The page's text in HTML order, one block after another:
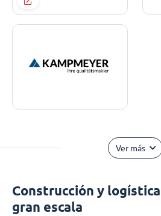
Ver más
Construcción y
gran escala